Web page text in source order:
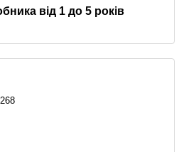
від 1 до 5 років